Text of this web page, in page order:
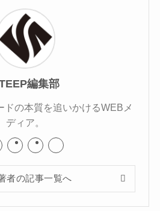
編集部
ドの本質を追いかけるWEBメ
ディア。
者の記事一覧へ